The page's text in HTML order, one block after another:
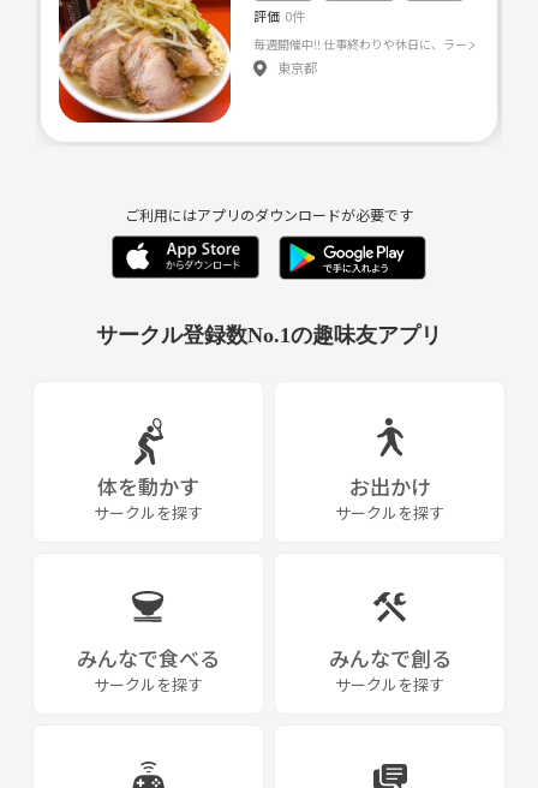
評価 0件
東京都
ご利用にはアプリのダウンロードが必要です
サークル登録数No.1の趣味友アプリ
体を動かす
サークルを探す
お出かけ
サークルを探す
みんなで食べる
サークルを探す
みんなで創る
サークルを探す